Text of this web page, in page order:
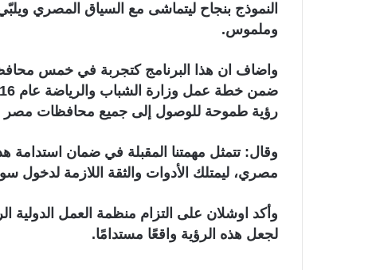
النموذج بنجاح ليتماشى مع السياق المصري
وملموس.
رؤية طموحة للوصول إلى جميع محافظات مصر الـ
وقال: تتمثل مهمتنا المقبلة في ضمان استدامة
مصري، ليمتلك الأدوات والثقة اللازمة لدخول
وأكد اوشلان على التزام منظمة العمل
لجعل هذه الرؤية واقعًا مستدامًا.